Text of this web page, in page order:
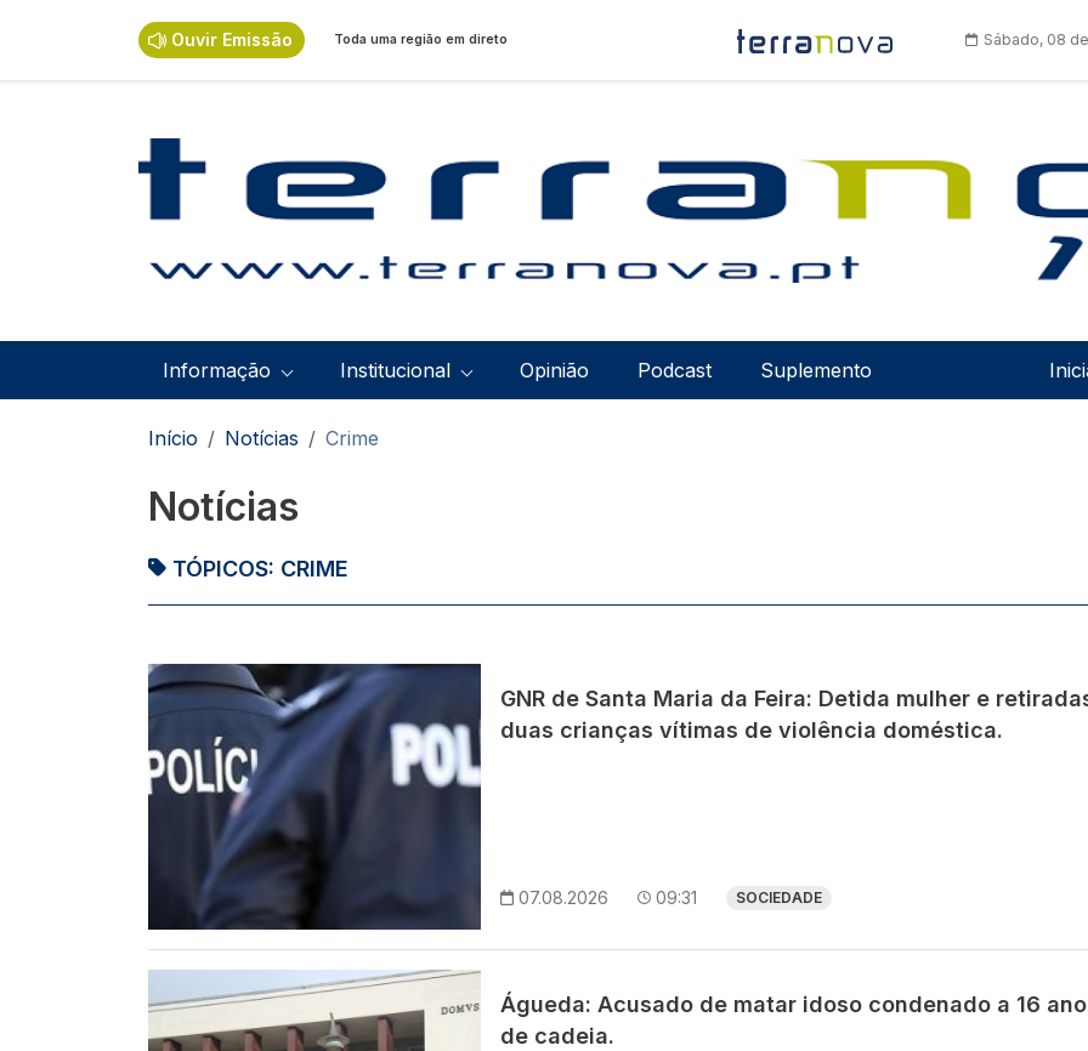
Ouvir Emissão Toda uma região em direto Sábado, 08
Navegação principal
Informação Institucional Opinião Podcast Suplemento
Navegação estrutural
Início Notícias Crime
Notícias
TÓPICOS: CRIME
Imagem
GNR de Santa Maria da Feira: Detida mulher e
duas crianças vítimas de violência doméstica.
07.08.2026 09:31 SOCIEDADE
Águeda: Acusado de matar idoso condenado a 16
de cadeia.